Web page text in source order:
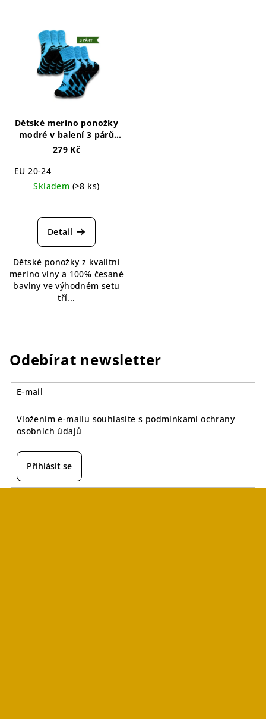
Dětské merino ponožky
modré v balení 3 párů
Merino Socks Kids Blue 3-
279 Kč
EU 20-24
Skladem (>8 ks)
hodnocení
produktu
z
5
hvězdiček.
Detail
Dětské ponožky z kvalitní
merino vlny a 100% česané
bavlny ve výhodném setu
tří...
Odebírat newsletter
E-mail
Vložením e-mailu souhlasíte s podmínkami ochrany
osobních údajů
Přihlásit se